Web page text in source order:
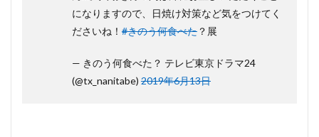
になりますので、日焼け対策など気をつけてく
ださいね！ #きのう何食べた ？展
— きのう何食べた？ テレビ東京ドラマ24
(@tx_nanitabe) 2019年6月13日